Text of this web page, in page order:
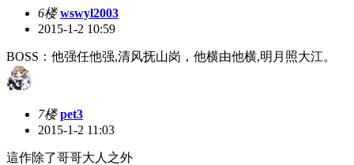
6楼 wswyl2003
2015-1-2 10:59
BOSS：他强任他强,清风抚山岗，他横由他横,明月照大江。
7楼 pet3
2015-1-2 11:03
這作除了哥哥大人之外